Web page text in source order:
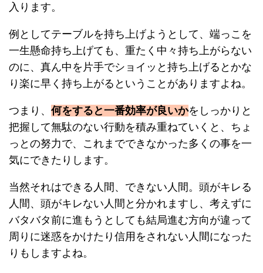
入ります。
例としてテーブルを持ち上げようとして、端っこを
一生懸命持ち上げても、重たく中々持ち上がらない
のに、真ん中を片手でショイッと持ち上げるとかな
り楽に早く持ち上がるということがありますよね。
つまり、 何をすると一番効率が良いかをしっかりと
把握して無駄のない行動を積み重ねていくと、ちょ
っとの努力で、これまでできなかった多くの事を一
気にできたりします。
当然それはできる人間、できない人間。頭がキレる
人間、頭がキレない人間と分かれますし、考えずに
バタバタ前に進もうとしても結局進む方向が違って
周りに迷惑をかけたり信用をされない人間になった
りもしますよね。